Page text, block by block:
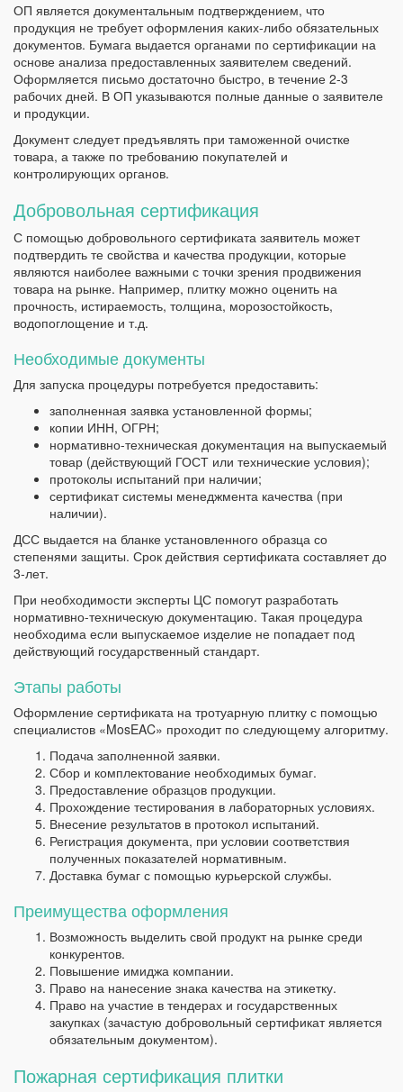
ОП является документальным подтверждением, что
продукция не требует оформления каких-либо обязательных
документов. Бумага выдается органами по сертификации на
основе анализа предоставленных заявителем сведений.
Оформляется письмо достаточно быстро, в течение 2-3
рабочих дней. В ОП указываются полные данные о заявителе
и продукции.
Документ следует предъявлять при таможенной очистке
товара, а также по требованию покупателей и
контролирующих органов.
Добровольная сертификация
С помощью добровольного сертификата заявитель может
подтвердить те свойства и качества продукции, которые
являются наиболее важными с точки зрения продвижения
товара на рынке. Например, плитку можно оценить на
прочность, истираемость, толщина, морозостойкость,
водопоглощение и т.д.
Необходимые документы
Для запуска процедуры потребуется предоставить:
заполненная заявка установленной формы;
копии ИНН, ОГРН;
нормативно-техническая документация на выпускаемый
товар (действующий ГОСТ или технические условия);
протоколы испытаний при наличии;
сертификат системы менеджмента качества (при
наличии).
ДСС выдается на бланке установленного образца со
степенями защиты. Срок действия сертификата составляет до
3-лет.
При необходимости эксперты ЦС помогут разработать
нормативно-техническую документацию. Такая процедура
необходима если выпускаемое изделие не попадает под
действующий государственный стандарт.
Этапы работы
Оформление сертификата на тротуарную плитку с помощью
специалистов «MosEAC» проходит по следующему алгоритму.
Подача заполненной заявки.
Сбор и комплектование необходимых бумаг.
Предоставление образцов продукции.
Прохождение тестирования в лабораторных условиях.
Внесение результатов в протокол испытаний.
Регистрация документа, при условии соответствия
полученных показателей нормативным.
Доставка бумаг с помощью курьерской службы.
Преимущества оформления
Возможность выделить свой продукт на рынке среди
конкурентов.
Повышение имиджа компании.
Право на нанесение знака качества на этикетку.
Право на участие в тендерах и государственных
закупках (зачастую добровольный сертификат является
обязательным документом).
Пожарная сертификация плитки